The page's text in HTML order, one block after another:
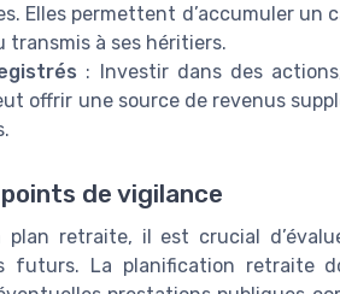
Elles permettent d’accumuler
transmis à ses héritiers.
: Investir dans des
offrir une source de revenus
de vigilance
retraite, il est crucial
futurs. La planification retraite